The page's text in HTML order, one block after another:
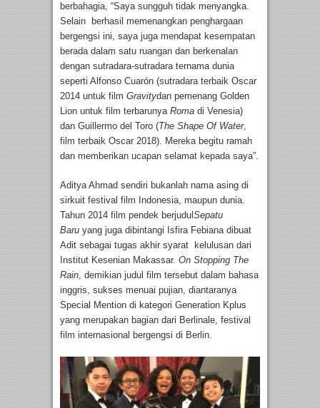
berbahagia, “Saya sungguh tidak menyangka.
Selain berhasil memenangkan penghargaan
bergengsi ini, saya juga mendapat kesempatan
berada dalam satu ruangan dan berkenalan
dengan sutradara-sutradara ternama dunia
seperti Alfonso Cuarón (sutradara terbaik Oscar
2014 untuk film Gravitydan pemenang Golden
Lion untuk film terbarunya Roma di Venesia)
dan Guillermo del Toro (The Shape Of Water,
film terbaik Oscar 2018). Mereka begitu ramah
dan memberikan ucapan selamat kepada saya”.
Aditya Ahmad sendiri bukanlah nama asing di
sirkuit festival film Indonesia, maupun dunia.
Tahun 2014 film pendek berjudul Sepatu
Baru yang juga dibintangi Isfira Febiana dibuat
Adit sebagai tugas akhir syarat kelulusan dari
Institut Kesenian Makassar. On Stopping The
Rain, demikian judul film tersebut dalam bahasa
inggris, sukses menuai pujian, diantaranya
Special Mention di kategori Generation Kplus
yang merupakan bagian dari Berlinale, festival
film internasional bergengsi di Berlin.